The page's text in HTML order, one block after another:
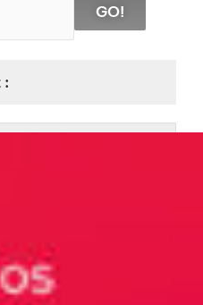
GO!
: